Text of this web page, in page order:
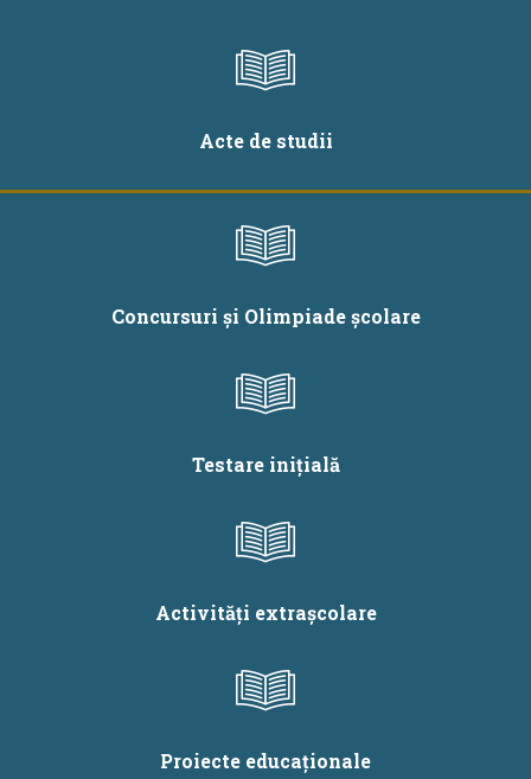
Acte de studii
Concursuri și Olimpiade școlare
Testare inițială
Activități extrașcolare
Proiecte educaționale